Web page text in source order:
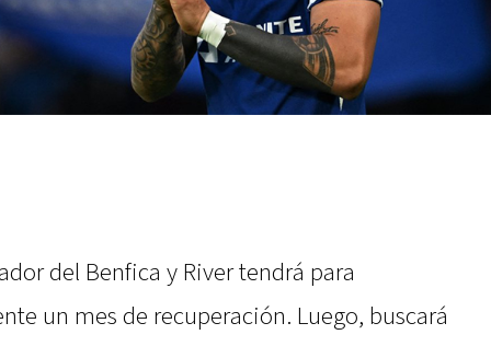
del Benfica y River tendrá para
un mes de recuperación. Luego, buscará